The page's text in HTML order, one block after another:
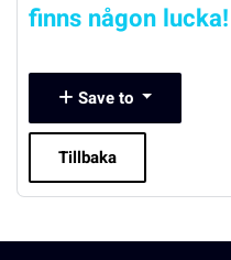
finns någon lucka!
Save to
Tillbaka